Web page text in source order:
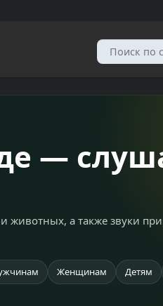
—
животных, а также звуки
Женщинам Детям